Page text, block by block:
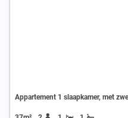
Appartement 1 slaapkamer, met